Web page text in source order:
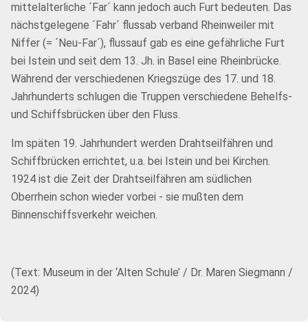
mittelalterliche ´Far´ kann jedoch auch Furt bedeuten. Das
nächstgelegene ´Fahr´ flussab verband Rheinweiler mit
Niffer (= ´Neu-Far´), flussauf gab es eine gefährliche Furt
bei Istein und seit dem 13. Jh. in Basel eine Rheinbrücke.
Während der verschiedenen Kriegszüge des 17. und 18.
Jahrhunderts schlugen die Truppen verschiedene Behelfs-
und Schiffsbrücken über den Fluss.
Im späten 19. Jahrhundert werden Drahtseilfähren und
Schiffbrücken errichtet, u.a. bei Istein und bei Kirchen.
1924 ist die Zeit der Drahtseilfähren am südlichen
Oberrhein schon wieder vorbei - sie mußten dem
Binnenschiffsverkehr weichen.
(Text: Museum in der ‘Alten Schule’ / Dr. Maren Siegmann /
2024)